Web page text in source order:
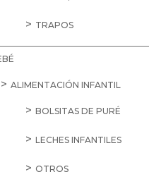
TRAPOS
ALIMENTACIÓN INFANTIL
BOLSITAS DE PURÉ
LECHES INFANTILES
OTROS